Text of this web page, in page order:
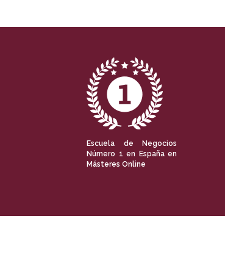
Escuela de Negocios
Número 1 en España en
Másteres Online